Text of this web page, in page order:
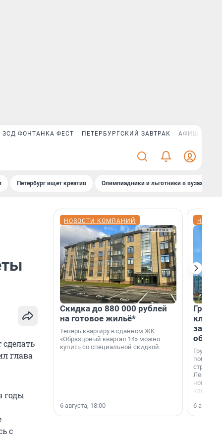
ЗСД ФОНТАНКА ФЕСТ ПЕТЕРБУРГСКИЙ ЗАВТРАК АФИША PLUS
Петербург ищет креатив Олимпиадники и льготники в вузах СПб
сделать
глава
годы
с
НОВОСТИ КОМПАНИЙ
Скидка до 880 000 рублей
на готовое жильё*
Теперь квартиру в сданном ЖК
«Образцовый квартал 14» можно
купить со специальной скидкой.
6 августа, 18:00
Группа
области».
6